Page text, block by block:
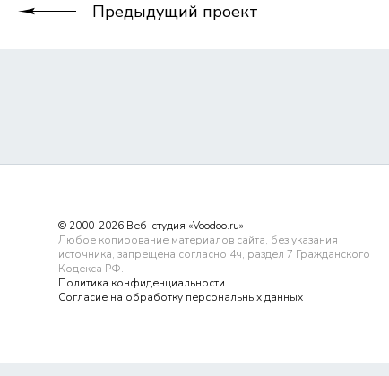
Предыдущий проект
© 2000-2026 Веб-студия «Voodoo.ru»
Любое копирование материалов сайта, без указания
источника, запрещена согласно 4ч, раздел 7 Гражданского
Кодекса РФ.
Политика конфиденциальности
Согласие на обработку персональных данных